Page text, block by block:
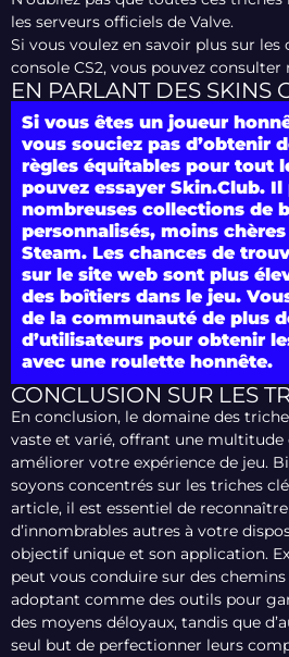
les serveurs officiels de Valve.
Si vous voulez en savoir plus sur les
console CS2, vous pouvez
EN PARLANT DES SKINS
Si vous êtes un joueur
vous souciez pas d’obtenir
règles équitables pour tout
pouvez essayer Skin.Club. Il
nombreuses collections de
personnalisés, moins
Steam. Les chances de
sur le site web sont plus
des boîtiers dans le jeu.
de la communauté de plus
d’utilisateurs pour obtenir
avec une roulette honnête.
CONCLUSION SUR LES
En conclusion, le domaine des
vaste et varié, offrant une multitude
améliorer votre expérience de jeu.
soyons concentrés sur les triches
article, il est essentiel de reconnaître
d’innombrables autres à votre
objectif unique et son application.
peut vous conduire sur des
adoptant comme des outils pour
des moyens déloyaux, tandis que
seul but de perfectionner leurs